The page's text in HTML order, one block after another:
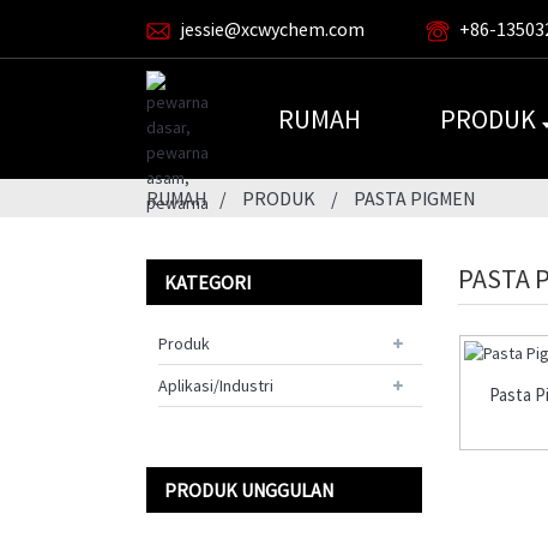
jessie@xcwychem.com +86-
RUMAH PRODUK
RUMAH PRODUK PASTA PIGMEN
KATEGORI
Produk
Aplikasi/Industri
PRODUK UNGGULAN
PASTA
Pasta